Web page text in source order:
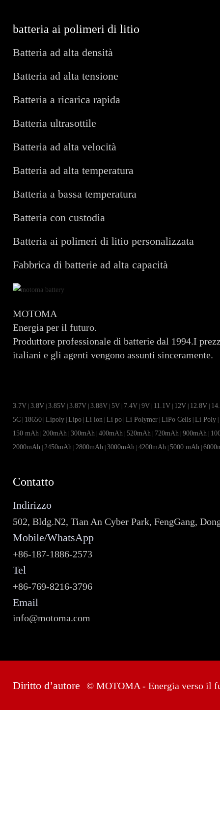
batteria ai polimeri di litio
Batteria ad alta densità
Batteria ad alta tensione
Batteria a ricarica rapida
Batteria ultrasottile
Batteria ad alta velocità
Batteria ad alta temperatura
Batteria a bassa temperatura
Batteria con custodia
Batteria ai polimeri di litio personalizzata
Fabbrica di batterie ad alta capacità
MOTOMA
Energia per il futuro.
Produttore professionale di batterie dal 1994.I
italiani e gli agenti vengono assunti sinceramente.
3.7V |3.8V |3.85V |3.87V |3.88V 5V 7.4V |9V 11.1V 12V 12.8V
5C 18650 |Lipoly |Lipo |Li ion |Li po |Li Polymer |LiPo Cells |Li Poly
150 mAh |200mAh |300mAh |400mAh 520mAh 720mAh |900mAh
2000mAh |2450mAh |2800mAh |3000mAh |4200mAh 5000 mAh |
Contatto
Indirizzo
502, Bldg.N2, Tian An Cyber Park, FengGang,
Mobile/WhatsApp
+86-187-1886-2573
Tel
+86-769-8216-3796
Email
info@motoma.com
Diritto d’autore © MOTOMA - Energia verso il